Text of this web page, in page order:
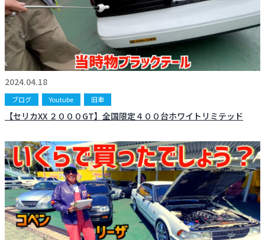
2024.04.18
ブログ Youtube 旧車
【セリカXX ２０００GT】全国限定４００台ホワイトリミテッド